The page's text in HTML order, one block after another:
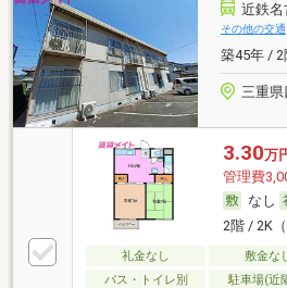
近鉄名
その他の交通
築45年 / 2
三重県
3.30万
管理費
なし
2階 / 2K
礼金なし 敷金な
バス・トイレ別
駐車場(近